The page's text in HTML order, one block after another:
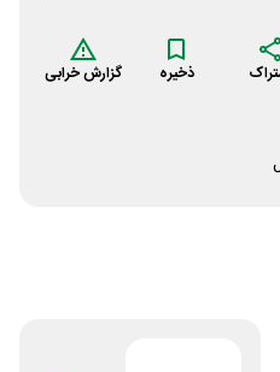
ذخیره گزارش خرابی